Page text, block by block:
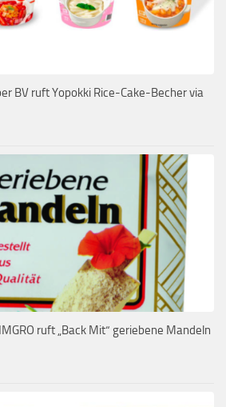
BV ruft Yopokki Rice-Cake-Becher via
ruft „Back Mit“ geriebene Mandeln